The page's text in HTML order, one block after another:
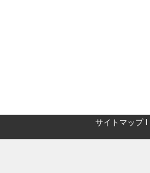
サイトマップl